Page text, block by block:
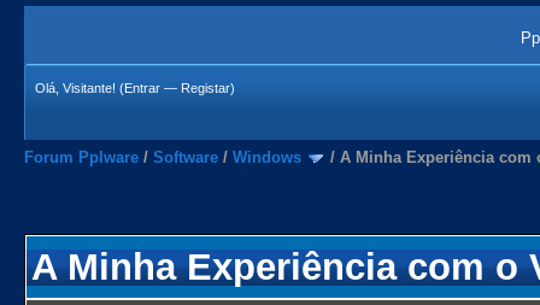
Olá, Visitante! (Entrar — Registar)
Forum Pplware / Software / Windows / A Minha Experiência com
A Minha Experiência com o